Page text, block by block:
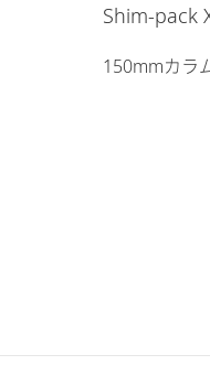
Shim-pack
150mmカラ